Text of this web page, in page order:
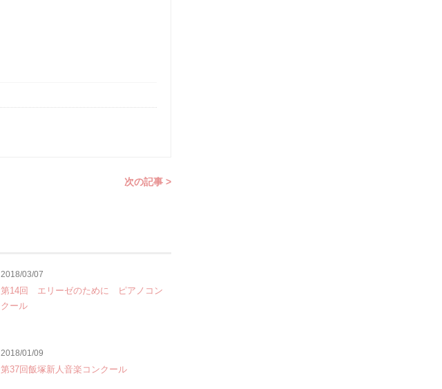
次の記事 >
2018/03/07
第14回 エリーゼのために ピアノコン
クール
2018/01/09
第37回飯塚新人音楽コンクール